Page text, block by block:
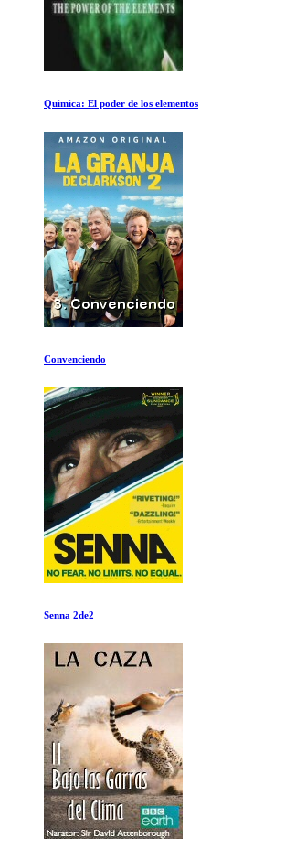
Rusia Salvaje: Siberia
Porque el Estado Islamico se expande tan rapidamente
El Poder